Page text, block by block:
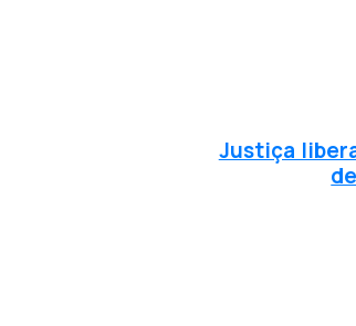
Justiça